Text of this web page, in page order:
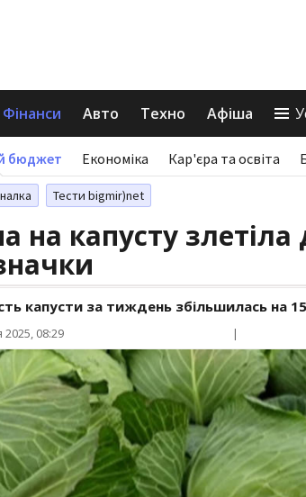
Фінанси Авто Техно Афіша
бюджет Економіка Кар'єра та освіта
Тести bigmir)net
на капусту
капусти за тиждень збільшилась на
2025, 08:29 |